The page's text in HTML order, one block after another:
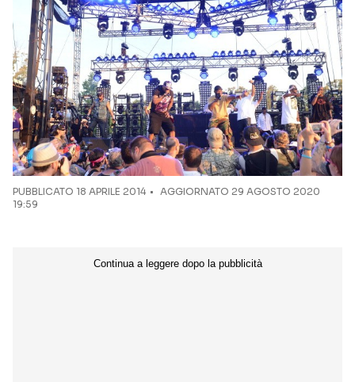
PUBBLICATO 18 APRILE 2014
AGGIORNATO 29 AGOSTO 2020
19:59